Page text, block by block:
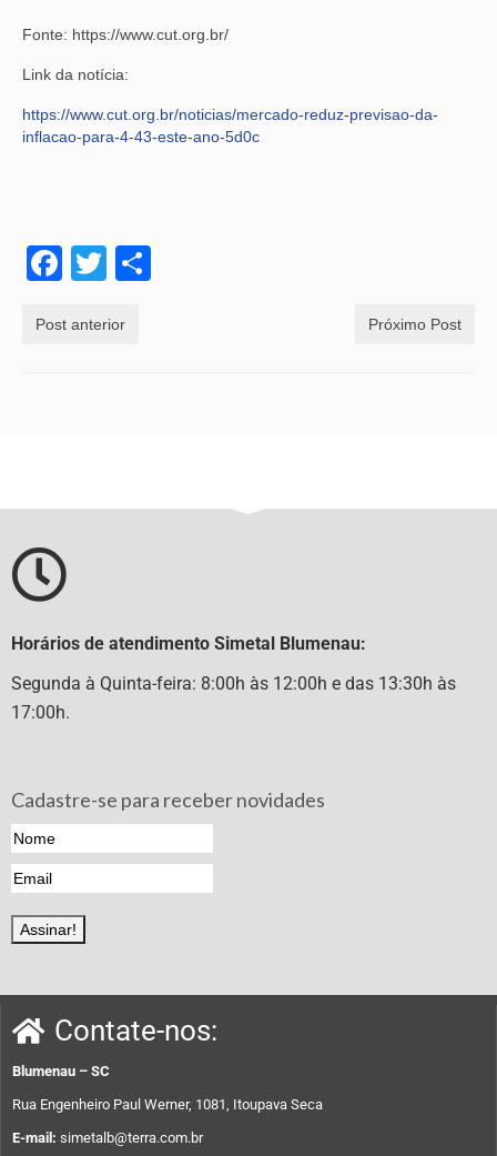
Fonte: https://www.cut.org.br/
Link da notícia:
https://www.cut.org.br/noticias/mercado-reduz-previsao-da-
inflacao-para-4-43-este-ano-5d0c
Facebook
Twitter
Post anterior Próximo Post
Horários de atendimento Simetal Blumenau:
Segunda à Quinta-feira: 8:00h às 12:00h e das 13:30h às
17:00h.
Cadastre-se para receber novidades
Contate-nos:
Blumenau – SC
Rua Engenheiro Paul Werner, 1081, Itoupava Seca
E-mail: simetalb@terra.com.br